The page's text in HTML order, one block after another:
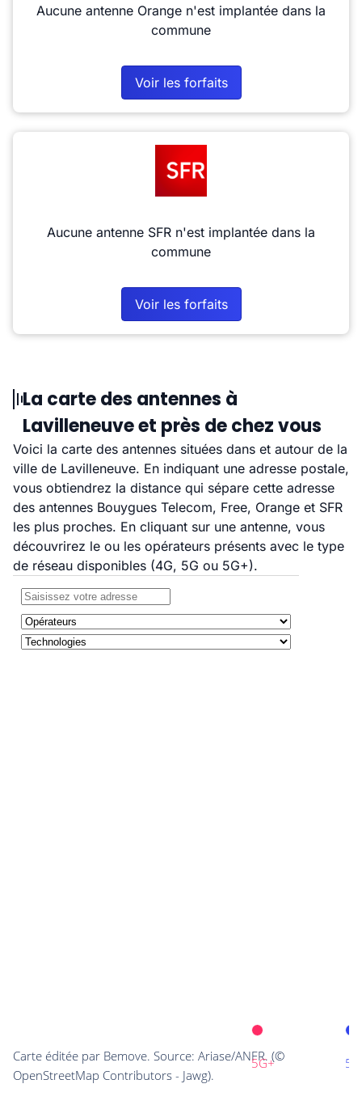
Aucune antenne Orange n'est implantée dans la
commune
Voir les forfaits
Aucune antenne SFR n'est implantée dans la
commune
Voir les forfaits
La carte des antennes à
Lavilleneuve et près de chez vous
Voici la carte des antennes situées dans et autour de la
ville de Lavilleneuve. En indiquant une adresse postale,
vous obtiendrez la distance qui sépare cette adresse
des antennes Bouygues Telecom, Free, Orange et SFR
les plus proches. En cliquant sur une antenne, vous
découvrirez le ou les opérateurs présents avec le type
de réseau disponibles (4G, 5G ou 5G+).